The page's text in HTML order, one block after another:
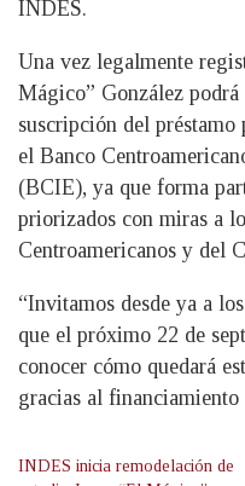
INDES.
Una vez legalmente
Mágico” González
suscripción del
el Banco
(BCIE), ya que forma
priorizados con miras a
Centroamericanos y del
“Invitamos desde ya a
que el próximo 22 de
conocer cómo quedará
gracias al
INDES inicia remodelación de